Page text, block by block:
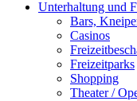
Unterhaltung und
Bars,
Casinos
Freizeitparks
Shopping
Theater /